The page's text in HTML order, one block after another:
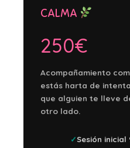
CALMA
250€
Acompañamiento
estás harta de
que alguien te lleve
otro lado.
Sesión inicial